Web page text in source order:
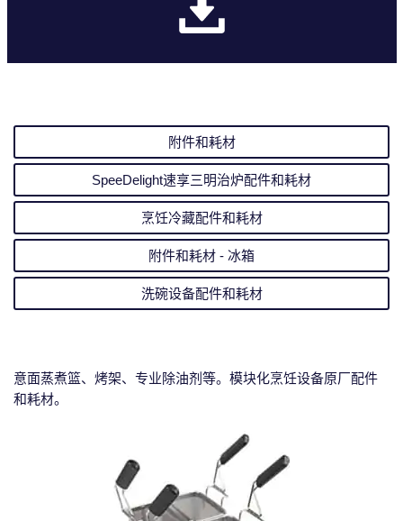
附件和耗材
SpeeDelight速享三明治炉配件和耗材
烹饪冷藏配件和耗材
附件和耗材 - 冰箱
洗碗设备配件和耗材
意面蒸煮篮、烤架、专业除油剂等。模块化烹饪设备原厂配件
和耗材。